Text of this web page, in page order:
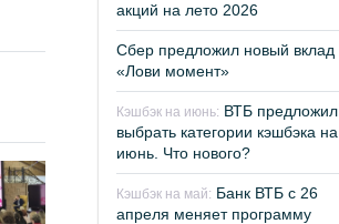
акций на лето 2026
Сбер предложил новый вклад
«Лови момент»
Кэшбэк на июнь: ВТБ предложил
выбрать категории кэшбэка на
июнь. Что нового?
Кэшбэк на май: Банк ВТБ с 26
апреля меняет программу